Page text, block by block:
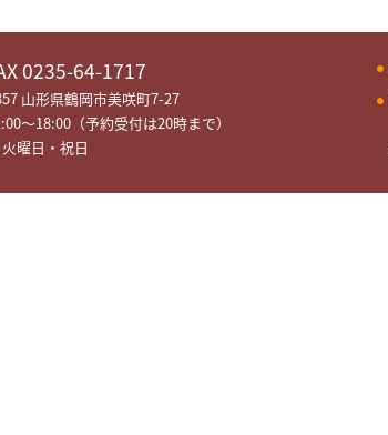
0235-64-1717
山形県鶴岡市美咲町7-27
～18:00（予約受付は20時まで）
曜日・祝日